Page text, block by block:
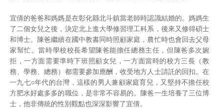
宜倩的爸爸和媽媽是在彰化縣北斗鎮當老師時認識結婚的。媽媽生
了二個女兒之後，決定北上進大學修習理工科系，後來又修得碩士
和博士。陳爸繼續在國中教書同時照顧家庭，農忙時也會回去父母
家幫忙。當時學校校長希望陳爸能擔任總務主任，但陳爸多次婉
拒，一方面需要準時下班照顧女兒，一方面當時的校方三長（教
務、學務、總務）都需要參加應酬，收受地方人士請託的回扣。在
一九七○年代的台灣，這樣的男人兼顧家庭育兒，又堅持不擔任校
方肥水好處多多的職位，是非常不容易的。陳爸一生培養了三位博
士，他非傳統的性別觀點也深深影響了宜倩。